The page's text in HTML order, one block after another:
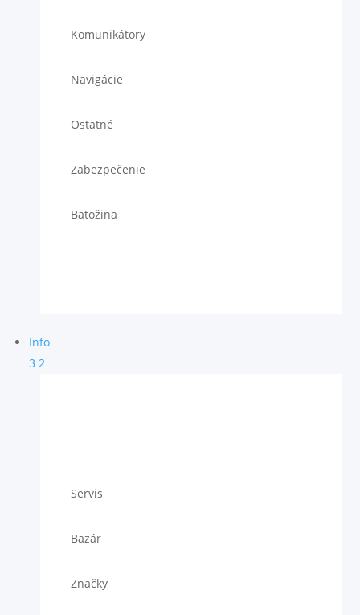
Komunikátory
Navigácie
Ostatné
Zabezpečenie
Batožina
Info
3 2
Servis
Bazár
Značky